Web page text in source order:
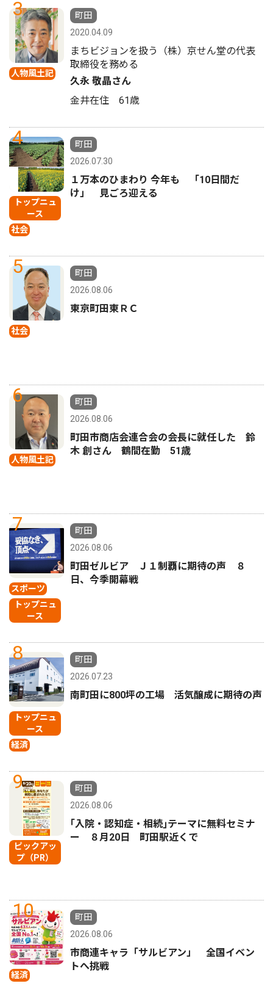
3
人物風土記
町田
2020.04.09
まちビジョンを扱う（株）京せん堂の代表
取締役を務める
久永 敬晶さん
金井在住 61歳
4
トップニュ
ース
社会
町田
2026.07.30
１万本のひまわり 今年も 「10日間だ
け」 見ごろ迎える
5
社会
町田
2026.08.06
東京町田東ＲＣ
6
人物風土記
町田
2026.08.06
町田市商店会連合会の会長に就任した 鈴
木 創さん 鶴間在勤 51歳
7
スポーツ
トップニュ
ース
町田
2026.08.06
町田ゼルビア Ｊ１制覇に期待の声 ８
日、今季開幕戦
8
トップニュ
ース
経済
町田
2026.07.23
南町田に800坪の工場 活気醸成に期待の声
9
ピックアッ
プ（PR）
町田
2026.08.06
｢入院・認知症・相続｣テーマに無料セミナ
ー ８月20日 町田駅近くで
10
経済
町田
2026.08.06
市商連キャラ「サルビアン」 全国イベン
トへ挑戦